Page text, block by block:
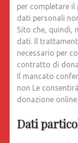
per completare
dati personali
Sito che, quindi,
dati. Il
necessario per
contratto di
Il mancato
non Le
donazione online.
Dati